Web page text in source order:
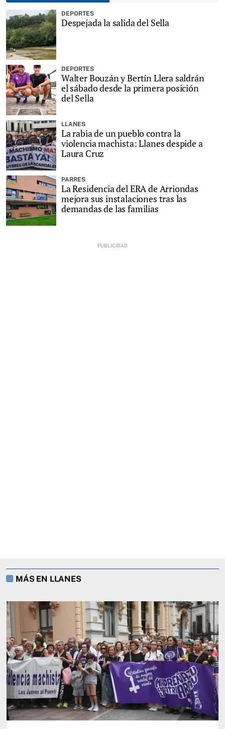
DEPORTES
Despejada la salida del Sella
DEPORTES
Walter Bouzán y Bertín Llera saldrán
el sábado desde la primera posición
del Sella
LLANES
La rabia de un pueblo contra la
violencia machista: Llanes despide a
Laura Cruz
PARRES
La Residencia del ERA de Arriondas
mejora sus instalaciones tras las
demandas de las familias
MÁS EN LLANES